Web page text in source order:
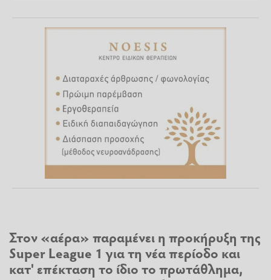
Στον «αέρα» παραμένει η προκήρυξη της
Super League 1 για τη νέα περίοδο και
κατ' επέκταση το ίδιο το πρωτάθλημα,